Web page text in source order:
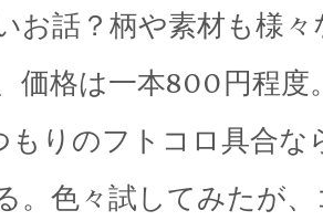
お話？柄や素材も様
価格は一本800円程度
もりのフトコロ具合な
。色々試してみたが